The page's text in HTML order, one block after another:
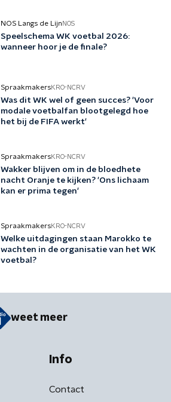
NOS Langs de Lijn NOS
Speelschema WK voetbal 2026:
wanneer hoor je de finale?
SpraakmakersKRO-NCRV
Was dit WK wel of geen succes? 'Voor
modale voetbalfan blootgelegd hoe
het bij de FIFA werkt'
SpraakmakersKRO-NCRV
Wakker blijven om in de bloedhete
nacht Oranje te kijken? 'Ons lichaam
kan er prima tegen'
SpraakmakersKRO-NCRV
Welke uitdagingen staan Marokko te
wachten in de organisatie van het WK
voetbal?
weet meer
Info
Contact